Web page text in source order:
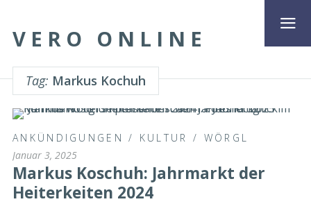
VERO ONLINE
Tag: Markus Kochuh
ANKÜNDIGUNGEN / KULTUR / WÖRGL
Januar 3, 2025
Markus Koschuh: Jahrmarkt der
Heiterkeiten 2024